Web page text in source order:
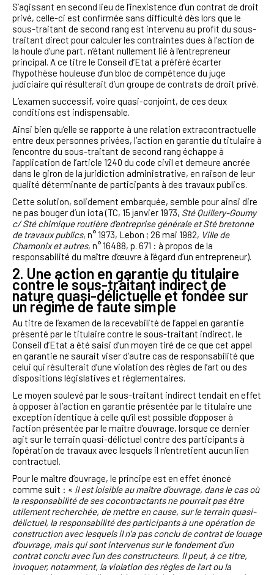
S’agissant en second lieu de l’inexistence d’un contrat de droit
privé, celle-ci est confirmée sans difficulté dès lors que le
sous-traitant de second rang est intervenu au profit du sous-
traitant direct pour calculer les contraintes dues à l'action de
la houle d’une part, n’étant nullement lié à l’entrepreneur
principal. A ce titre le Conseil d’Etat a préféré écarter
l’hypothèse houleuse d’un bloc de compétence du juge
judiciaire qui résulterait d’un groupe de contrats de droit privé.
L’examen successif, voire quasi-conjoint, de ces deux
conditions est indispensable.
Ainsi bien qu’elle se rapporte à une relation extracontractuelle
entre deux personnes privées, l’action en garantie du titulaire à
l’encontre du sous-traitant de second rang échappe à
l’application de l’article 1240 du code civil et demeure ancrée
dans le giron de la juridiction administrative, en raison de leur
qualité déterminante de participants à des travaux publics.
Cette solution, solidement embarquée, semble pour ainsi dire
ne pas bouger d’un iota (TC, 15 janvier 1973, Sté Quillery-Goumy
c/ Sté chimique routière d'entreprise générale et Sté bretonne
de travaux publics, n° 1973, Lebon ; 26 mai 1982, Ville de
Chamonix et autres, n° 16488, p. 671 : à propos de la
responsabilité du maître d’œuvre à l’égard d’un entrepreneur).
2. Une action en garantie du titulaire
contre le sous-traitant indirect de
nature quasi-délictuelle et fondée sur
un régime de faute simple
Au titre de l’examen de la recevabilité de l’appel en garantie
présenté par le titulaire contre le sous-traitant indirect, le
Conseil d’Etat a été saisi d’un moyen tiré de ce que cet appel
en garantie ne saurait viser d’autre cas de responsabilité que
celui qui résulterait d’une violation des règles de l’art ou des
dispositions législatives et réglementaires.
Le moyen soulevé par le sous-traitant indirect tendait en effet
à opposer à l’action en garantie présentée par le titulaire une
exception identique à celle qu’il est possible d’opposer à
l’action présentée par le maître d’ouvrage, lorsque ce dernier
agit sur le terrain quasi-délictuel contre des participants à
l’opération de travaux avec lesquels il n’entretient aucun lien
contractuel.
Pour le maître d’ouvrage, le principe est en effet énoncé
comme suit : « il est loisible au maître d’ouvrage, dans le cas où
la responsabilité de ses cocontractants ne pourrait pas être
utilement recherchée, de mettre en cause, sur le terrain quasi-
délictuel, la responsabilité des participants à une opération de
construction avec lesquels il n'a pas conclu de contrat de louage
d’ouvrage, mais qui sont intervenus sur le fondement d’un
contrat conclu avec l’un des constructeurs. Il peut, à ce titre,
invoquer, notamment, la violation des règles de l'art ou la